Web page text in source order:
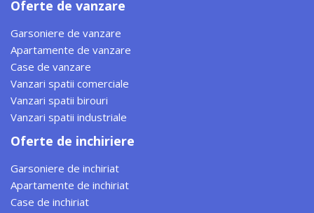
Oferte de vanzare
Garsoniere de vanzare
Apartamente de vanzare
Case de vanzare
Vanzari spatii comerciale
Vanzari spatii birouri
Vanzari spatii industriale
Oferte de inchiriere
Garsoniere de inchiriat
Apartamente de inchiriat
Case de inchiriat